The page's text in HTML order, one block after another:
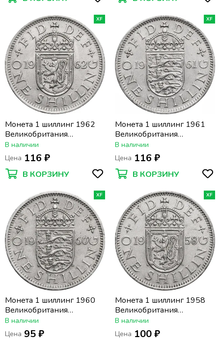
XF
Монета 1 шиллинг 1962
Великобритания
(Шотландский герб)
В наличии
Цена 116 ₽
В КОРЗИНУ
XF
Монета 1 шиллинг 1961
Великобритания
(Английский герб)
В наличии
Цена 116 ₽
В КОРЗИНУ
XF
Монета 1 шиллинг 1960
Великобритания
(Английский герб)
В наличии
Цена 95 ₽
XF
Монета 1 шиллинг 1958
Великобритания
(Шотландский герб)
В наличии
Цена 100 ₽